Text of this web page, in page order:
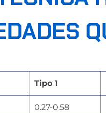
Tipo 1
0.27-0.58